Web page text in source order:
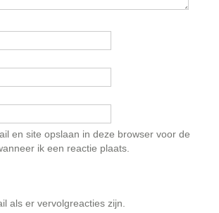
en site opslaan in deze browser voor de
ik een reactie plaats.
als er vervolgreacties zijn.